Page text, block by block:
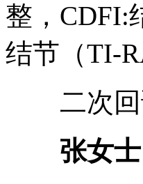
整，CDFI:
结节（TI-
二次回
张女士